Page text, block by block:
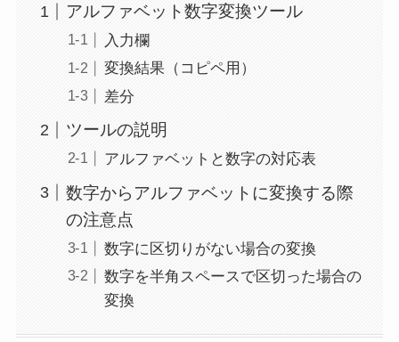
アルファベット数字変換ツール
入力欄
変換結果（コピペ用）
差分
ツールの説明
アルファベットと数字の対応表
数字からアルファベットに変換する際
の注意点
数字に区切りがない場合の変換
数字を半角スペースで区切った場合の
変換